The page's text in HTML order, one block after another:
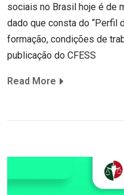
sociais no Brasil hoje é de
dado que consta do “Perfil
formação, condições de
publicação do CFESS
Read More